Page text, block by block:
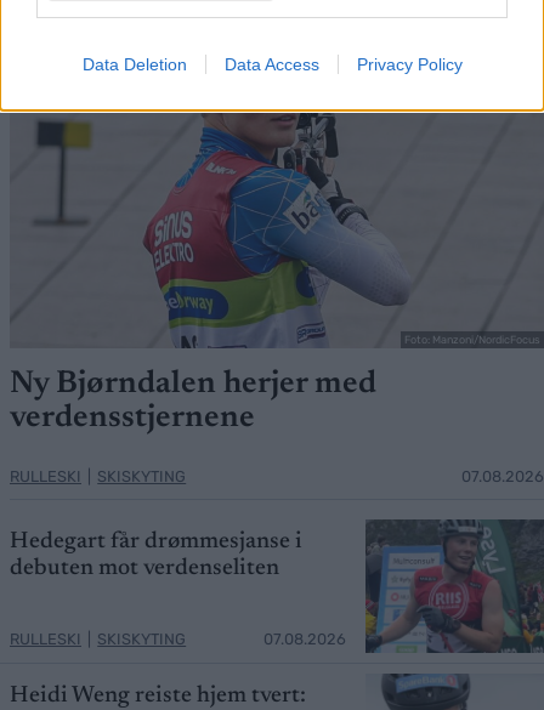
Data Deletion Data Access Privacy Policy
Foto: Manzoni/NordicFocus
Ny Bjørndalen herjer med
verdensstjernene
RULLESKI SKISKYTING 07.08.2026
Hedegart får drømmesjanse i
debuten mot verdenseliten
RULLESKI SKISKYTING 07.08.2026
Heidi Weng reiste hjem tvert: